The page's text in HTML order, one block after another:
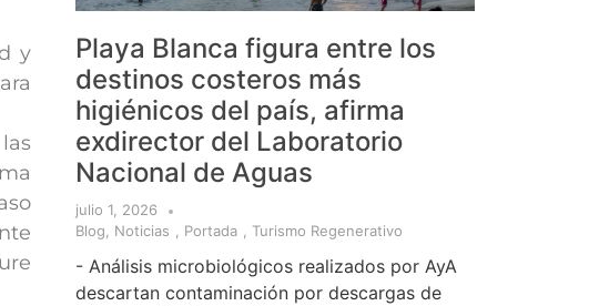
y
Playa Blanca figura entre los
destinos costeros más
higiénicos del país, afirma
exdirector del Laboratorio
Nacional de Aguas
julio 1, 2026
Blog
Noticias Portada Turismo Regenerativo
- Análisis microbiológicos realizados por AyA
descartan contaminación por descargas de